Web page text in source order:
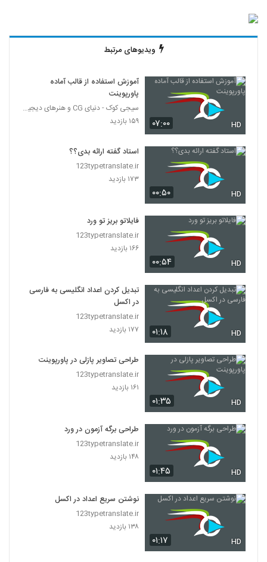
ویدیوهای مرتبط
۰۷:۰۰ HD
آموزش استفاده از قالب آماده
پاورپوینت
سیجی کوک - دنیای CG و هنرهای دیجیتال
۱۵۹ بازدید
۰۰:۵۰ HD
استاد گفته ارائه بدی؟؟
123typetranslate.ir
۱۷۳ بازدید
۰۰:۵۴ HD
فایلاتو بریز تو ورد
123typetranslate.ir
۱۶۶ بازدید
۰۱:۱۸ HD
تبدیل کردن اعداد انگلیسی به فارسی
در اکسل
123typetranslate.ir
۱۷۷ بازدید
۰۱:۳۵ HD
طراحی تصاویر پازلی در پاورپوینت
123typetranslate.ir
۱۶۱ بازدید
۰۱:۴۵ HD
طراحی برگه آزمون در ورد
123typetranslate.ir
۱۴۸ بازدید
۰۱:۱۷ HD
نوشتن سریع اعداد در اکسل
123typetranslate.ir
۱۳۸ بازدید